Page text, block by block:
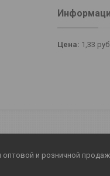
Цена: 1,33 руб.
и розничной